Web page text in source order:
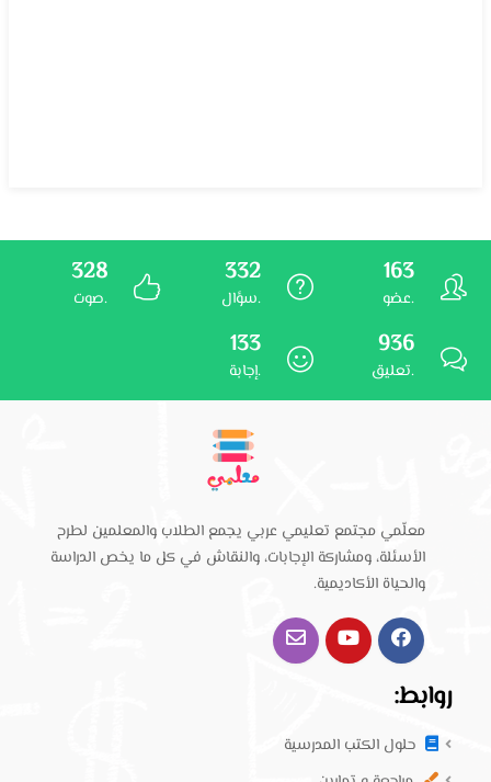
163
عضو.
332
سؤال.
328
صوت.
936
تعليق.
133
إجابة.
معلّمي مجتمع تعليمي عربي يجمع الطلاب والمعلمين لطرح
الأسئلة، ومشاركة الإجابات، والنقاش في كل ما يخص الدراسة
والحياة الأكاديمية.
روابط:
حلول الكتب المدرسية